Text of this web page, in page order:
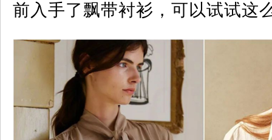
前入手了飘带衬衫，可以试试这